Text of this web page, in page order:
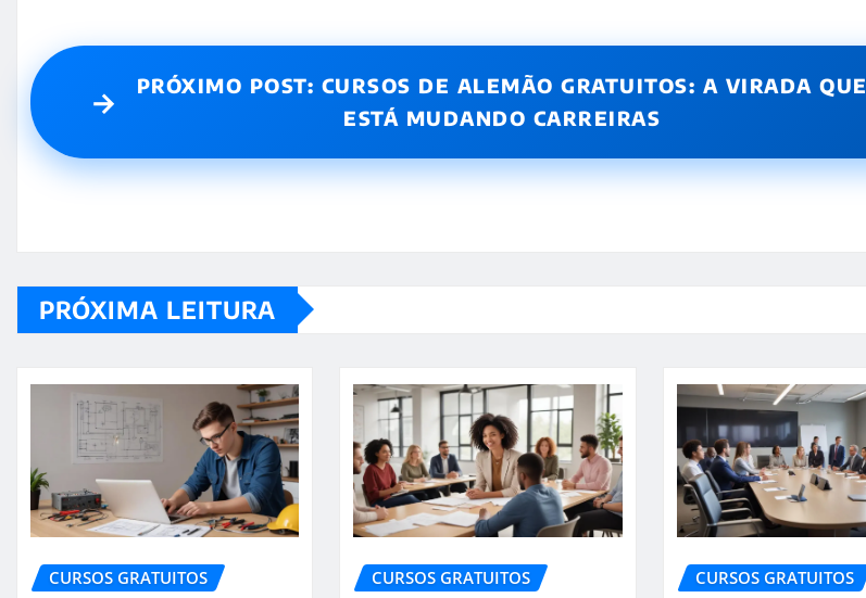
→
PRÓXIMO POST: CURSOS DE ALEMÃO GRATUITOS: A VIRADA QUE
ESTÁ MUDANDO CARREIRAS
PRÓXIMA LEITURA
CURSOS GRATUITOS CURSOS GRATUITOS CURSOS GRATUITOS